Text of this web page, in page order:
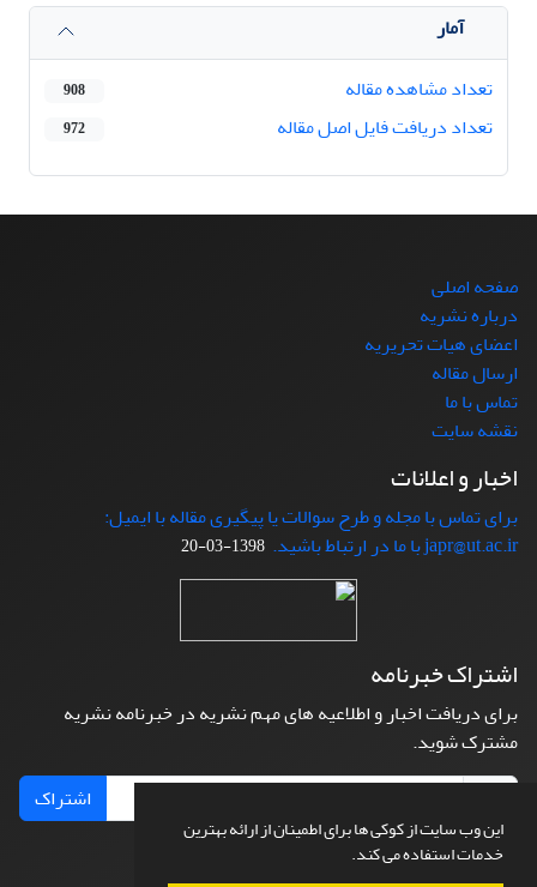
این وب سایت از کوکی ها برای اطمینان از ارائه بهترین
خدمات استفاده می کند.
آمار
تعداد مشاهده مقاله
908
تعداد دریافت فایل اصل مقاله 972
صفحه اصلی
درباره نشریه
اعضای هیات تحریریه
ارسال مقاله
تماس با ما
نقشه سایت
اخبار و اعلانات
برای تماس با مجله و طرح سوالات یا پیگیری مقاله با ایمیل:
japr@ut.ac.ir با ما در ارتباط باشید.
1398-03-20
اشتراک خبرنامه
برای دریافت اخبار و اطلاعیه های مهم نشریه در خبرنامه نشریه
مشترک شوید.
اشتراک